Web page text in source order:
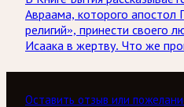
Авраама, которого апостол
религий», принести своего
Исаака в жертву. Что же
Оставить отзыв или